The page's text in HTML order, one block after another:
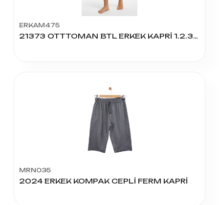
ERKAM475
21373 OTTTOMAN BTL ERKEK KAPRİ 1.2.3.4.5
MRN035
2024 ERKEK KOMPAK CEPLİ FERM KAPRİ